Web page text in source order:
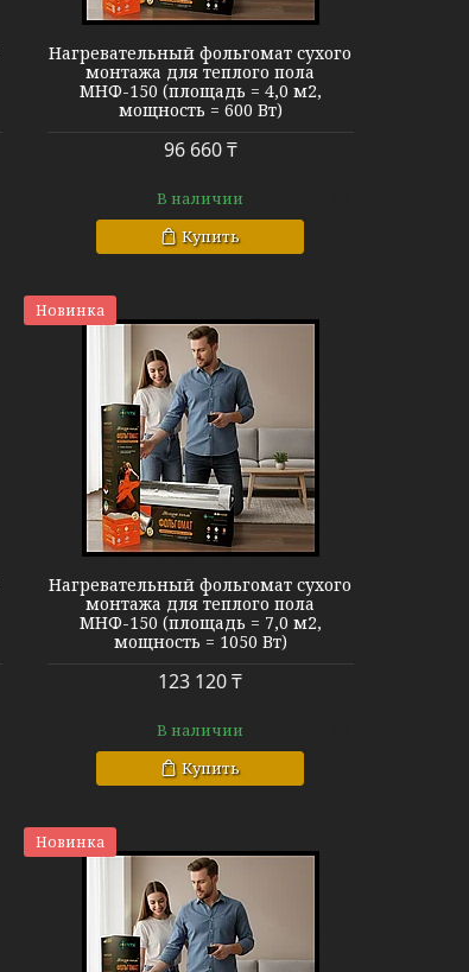
Нагревательный фольгомат сухого
монтажа для теплого пола
МНФ-150 (площадь = 4,0 м2,
мощность = 600 Вт)
96 660 ₸
В наличии
Купить
Новинка
Нагревательный фольгомат сухого
монтажа для теплого пола
МНФ-150 (площадь = 7,0 м2,
мощность = 1050 Вт)
123 120 ₸
В наличии
Купить
Новинка